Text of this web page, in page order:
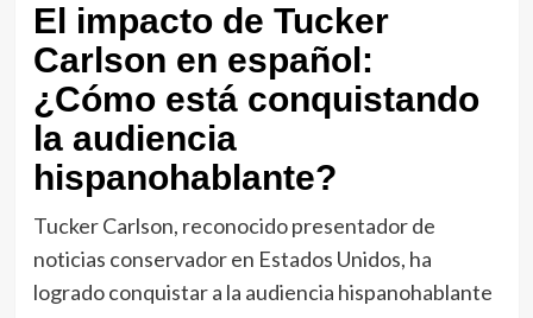
El impacto de Tucker
Carlson en español:
¿Cómo está conquistando
la audiencia
hispanohablante?
Tucker Carlson, reconocido presentador de
noticias conservador en Estados Unidos, ha
logrado conquistar a la audiencia hispanohablante